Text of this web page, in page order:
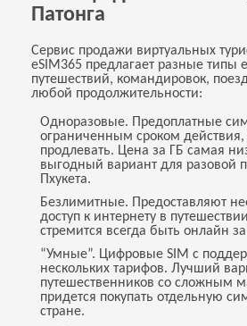
Патонга
Сервис продажи виртуальных
eSIM365 предлагает разные типы
путешествий, командировок,
любой продолжительности:
Одноразовые. Предоплатные
ограниченным сроком действия,
продлевать. Цена за ГБ самая
выгодный вариант для разовой
Пхукета.
Безлимитные. Предоставляют
доступ к интернету в
стремится всегда быть онлайн
“Умные”. Цифровые SIM с
нескольких тарифов. Лучший
путешественников со сложным
придется покупать отдельную
стране.